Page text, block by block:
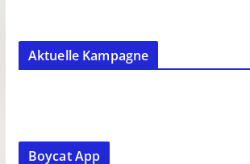
Aktuelle Kampagne
Boycat App